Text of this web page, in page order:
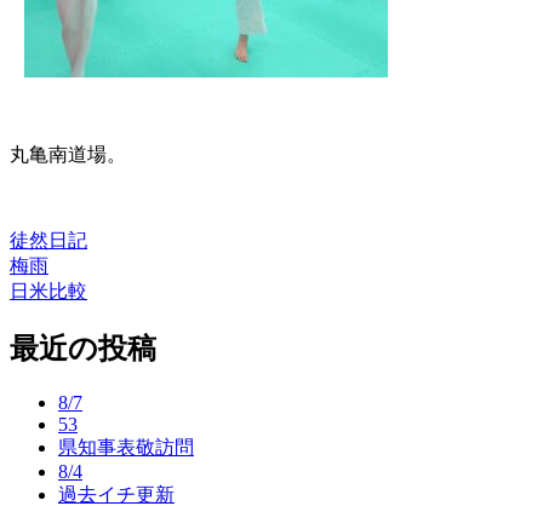
丸亀南道場。
徒然日記
投
稿
ナ
梅雨
日米比較
最近の投稿
8/7
53
県知事表敬訪問
8/4
過去イチ更新